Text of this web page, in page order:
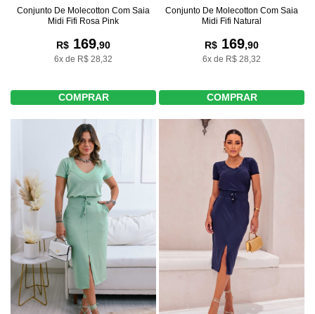
Conjunto De Molecotton Com Saia
Midi Fifi Rosa Pink
R$ 169,90
6x de R$ 28,32
COMPRAR
Conjunto De Molecotton Com Saia
Midi Fifi Natural
R$ 169,90
6x de R$ 28,32
COMPRAR